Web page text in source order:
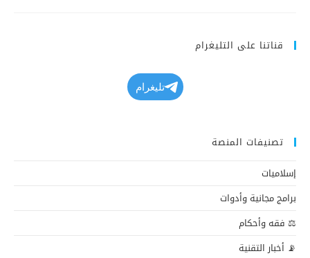
قناتنا على التليغرام
تليغرام
تصنيفات المنصة
إسلاميات
برامج مجانية وأدوات
⚖️ فقه وأحكام
📡 أخبار التقنية